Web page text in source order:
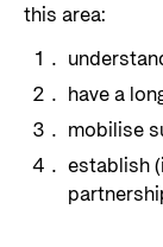
this area:
have a
mobilise
establish